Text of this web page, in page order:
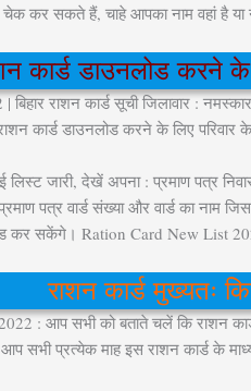
कर सकते हैं, चाहे आपका नाम वहां है
कार्ड डाउनलोड करने
राशन कार्ड सूची जिलावार :
कार्ड डाउनलोड करने के लिए परिवार
जारी, देखें अपना : प्रमाण पत्र
पत्र वार्ड संख्या और वार्ड का नाम
कर सकेंगे। Ration Card New List
राशन कार्ड मुख्यतः
: आप सभी को बताते चलें कि राशन
आप सभी प्रत्येक माह इस राशन कार्ड